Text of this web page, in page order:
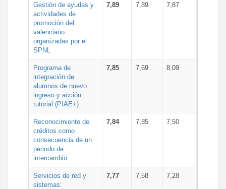
Gestión de ayudas y
actividades de
promoción del
valenciano
organizadas por el
SPNL
7,89 7,89 7,87
Programa de
integración de
alumnos de nuevo
ingreso y acción
tutorial (PIAE+)
7,85 7,69 8,09
Reconocimiento de
créditos como
consecuencia de un
periodo de
intercambio
7,84 7,85 7,50
Servicios de red y
sistemas:
7,77 7,58 7,28